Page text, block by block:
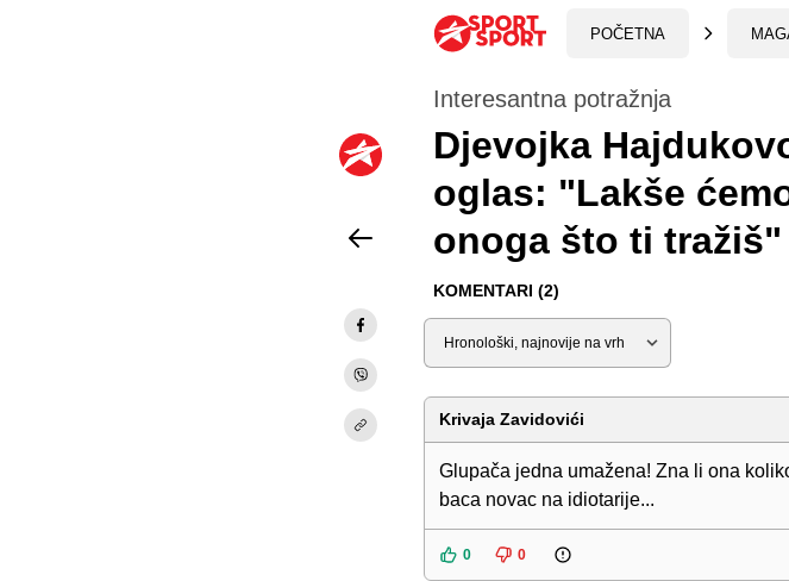
POČETNA
Interesantna potražnja
Djevojka
oglas: "Lakše
onoga što ti tražiš"
KOMENTARI (2)
Sortiraj
Krivaja Zavidovići
Glupača jedna umažena! Zna li ona
baca novac na idiotarije...
0 0